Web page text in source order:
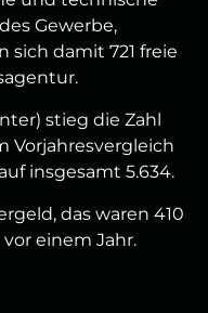
Gewerbe,
sich damit 721 freie
stieg die Zahl
Vorjahresvergleich
insgesamt 5.634.
das waren 410
einem Jahr.